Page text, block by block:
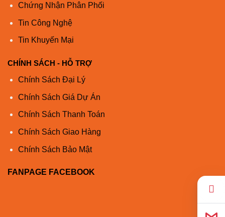
Chứng Nhận Phân Phối
Tin Công Nghệ
Tin Khuyến Mại
CHÍNH SÁCH - HỖ TRỢ
Chính Sách Đại Lý
Chính Sách Giá Dự Án
Chính Sách Thanh Toán
Chính Sách Giao Hàng
Chính Sách Bảo Mật
FANPAGE FACEBOOK